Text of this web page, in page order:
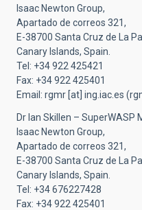
Isaac Newton Group,
Apartado de correos 321,
E-38700 Santa Cruz de La
Canary Islands, Spain.
Tel: +34 922 425421
Fax: +34 922 425401
Email: rgmr [at] ing.iac.es
Dr Ian Skillen – SuperWASP
Isaac Newton Group,
Apartado de correos 321,
E-38700 Santa Cruz de La
Canary Islands, Spain.
Tel: +34 676227428
Fax: +34 922 425401